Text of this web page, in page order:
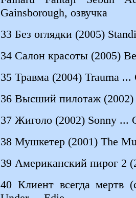
Gainsborough, озвучка
33 Без оглядки (2005)
34 Салон красоты (2005)
35 Травма (2004) Trauma ...
36 Высший пилотаж (2002)
37 Жиголо (2002) Sonny ...
38 Мушкетер (2001) The
39 Американский пирог 2
40 Клиент всегда мертв